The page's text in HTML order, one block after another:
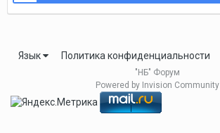
Язык Политика конфиденциальности
"НБ" Форум
Powered by Invision Community